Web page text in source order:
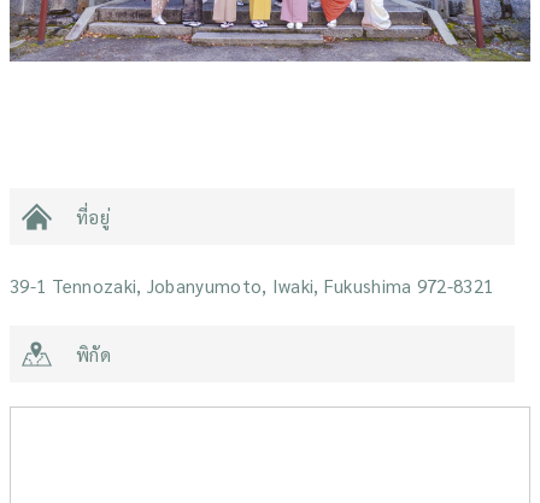
ที่อยู่
39-1 Tennozaki, Jobanyumoto, Iwaki, Fukushima 972-8321
พิกัด